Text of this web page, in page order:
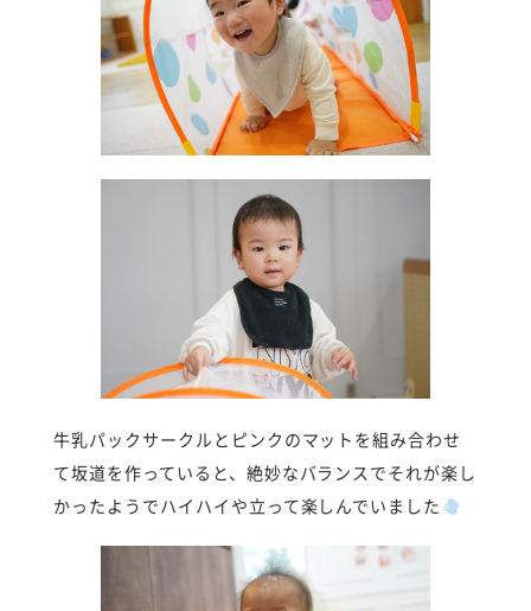
牛乳パックサークルとピンクのマットを組み合わせ
て坂道を作っていると、絶妙なバランスでそれが楽し
かったようでハイハイや立って楽しんでいました